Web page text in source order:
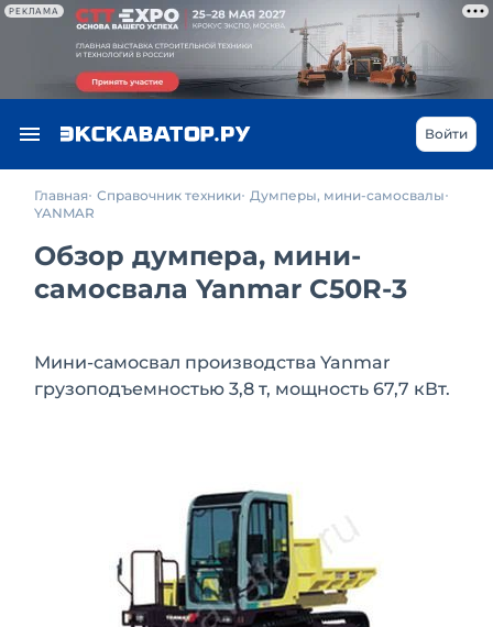
РЕКЛАМА
Войти
Главная Справочник техники Думперы, мини-самосвалы
YANMAR
Обзор думпера, мини-
самосвала Yanmar C50R-3
Мини-самосвал производства Yanmar
грузоподъемностью 3,8 т, мощность 67,7 кВт.